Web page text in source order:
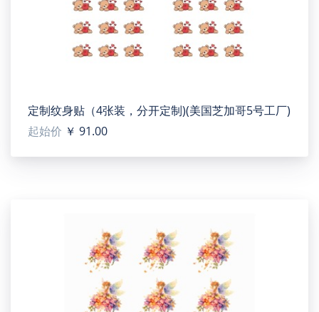
定制纹身贴（4张装，分开定制)(美国芝加哥5号工厂)
起始价 ￥ 91.00